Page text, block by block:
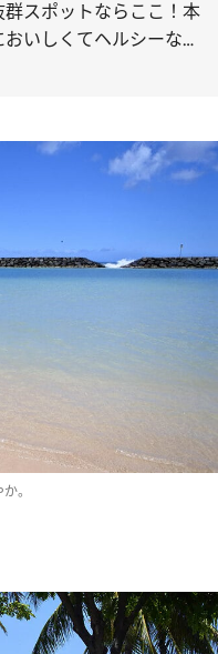
群スポットならここ！本
おいしくてヘルシーなお
。